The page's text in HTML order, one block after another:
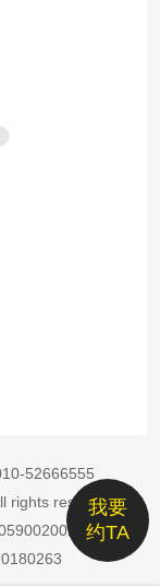
我要
约TA
52666555
rights reserved
号